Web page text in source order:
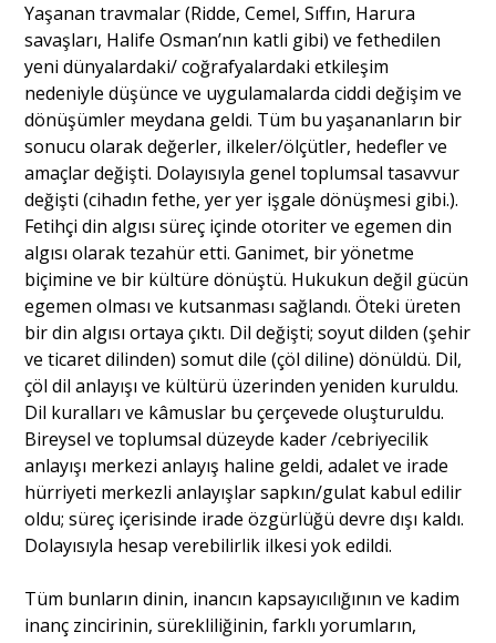
Yaşanan travmalar (Ridde, Cemel, Sıffın, Harura
savaşları, Halife Osman’nın katli gibi) ve fethedilen
yeni dünyalardaki/ coğrafyalardaki etkileşim
nedeniyle düşünce ve uygulamalarda ciddi değişim ve
dönüşümler meydana geldi. Tüm bu yaşananların bir
sonucu olarak değerler, ilkeler/ölçütler, hedefler ve
amaçlar değişti. Dolayısıyla genel toplumsal tasavvur
değişti (cihadın fethe, yer yer işgale dönüşmesi gibi.).
Fetihçi din algısı süreç içinde otoriter ve egemen din
algısı olarak tezahür etti. Ganimet, bir yönetme
biçimine ve bir kültüre dönüştü. Hukukun değil gücün
egemen olması ve kutsanması sağlandı. Öteki üreten
bir din algısı ortaya çıktı. Dil değişti; soyut dilden (şehir
ve ticaret dilinden) somut dile (çöl diline) dönüldü. Dil,
çöl dil anlayışı ve kültürü üzerinden yeniden kuruldu.
Dil kuralları ve kâmuslar bu çerçevede oluşturuldu.
Bireysel ve toplumsal düzeyde kader /cebriyecilik
anlayışı merkezi anlayış haline geldi, adalet ve irade
hürriyeti merkezli anlayışlar sapkın/gulat kabul edilir
oldu; süreç içerisinde irade özgürlüğü devre dışı kaldı.
Dolayısıyla hesap verebilirlik ilkesi yok edildi.
Tüm bunların dinin, inancın kapsayıcılığının ve kadim
inanç zincirinin, sürekliliğinin, farklı yorumların,